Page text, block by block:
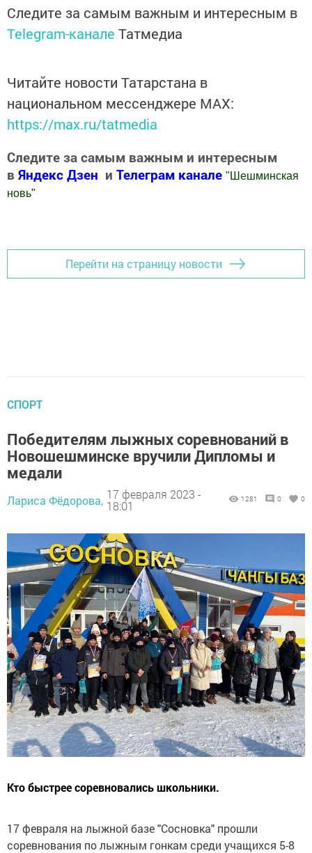
Следите за самым важным и интересным в
Telegram-канале Татмедиа
Читайте новости Татарстана в
национальном мессенджере MАХ:
https://max.ru/tatmedia
Следите за самым важным и интересным
в Яндекс Дзен и Телеграм канале " Шешминская
новь"
Перейти на страницу новости
СПОРТ
Победителям лыжных соревнований в
Новошешминске вручили Дипломы и
медали
Лариса Фёдорова, 17 февраля 2023 -
18:01
1281 0 0
Кто быстрее соревновались школьники.
17 февраля на лыжной базе "Сосновка" прошли
соревнования по лыжным гонкам среди учащихся 5-8